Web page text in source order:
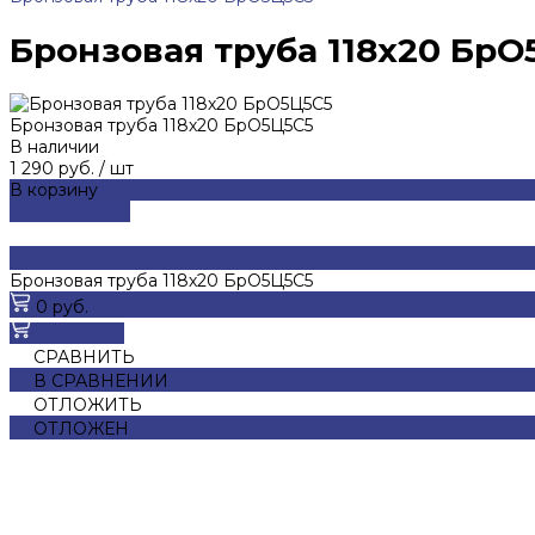
Бронзовая труба 118х20
Бронзовая труба 118х20 БрО5Ц5С5
В наличии
1 290 руб. / шт
В корзину
Бронзовая труба 118х20 БрО5Ц5С5
0 руб.
СРАВНИТЬ
В СРАВНЕНИИ
ОТЛОЖИТЬ
ОТЛОЖЕН